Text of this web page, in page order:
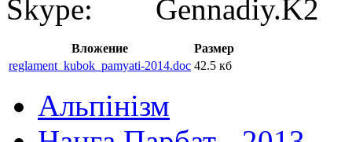
Skype: Gennadiy.K2
Вложение
Размер
reglament_kubok_pamyati-2014.doc 42.5 кб
Альпінізм